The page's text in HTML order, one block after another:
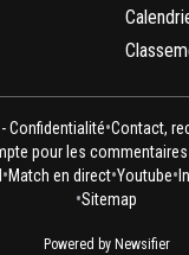
Confidentialité•Contact,
pour les commentaires
•Match en direct•Youtube•
•Sitemap
Powered by Newsifier